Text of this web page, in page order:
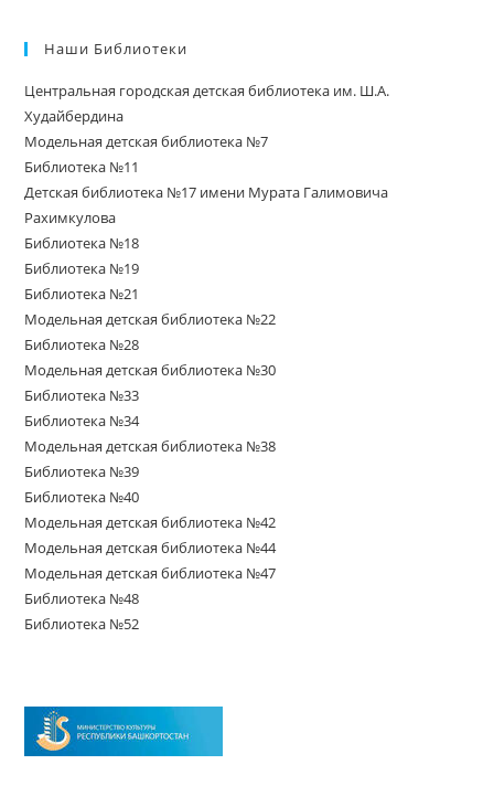
Наши Библиотеки
Центральная городская детская библиотека им. Ш.А.
Худайбердина
Модельная детская библиотека №7
Библиотека №11
Детская библиотека №17 имени Мурата Галимовича
Рахимкулова
Библиотека №18
Библиотека №19
Библиотека №21
Модельная детская библиотека №22
Библиотека №28
Модельная детская библиотека №30
Библиотека №33
Библиотека №34
Модельная детская библиотека №38
Библиотека №39
Библиотека №40
Модельная детская библиотека №42
Модельная детская библиотека №44
Модельная детская библиотека №47
Библиотека №48
Библиотека №52